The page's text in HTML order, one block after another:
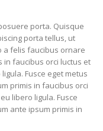
porta. Quisque
porta tellus, ut
a felis faucibus ornare
in faucibus orci luctus et
Fusce eget metus
primis in faucibus orci
libero ligula. Fusce
ante ipsum primis in